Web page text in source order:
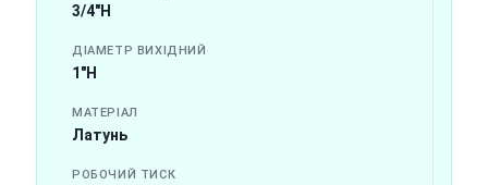
3/4"Н
ДІАМЕТР ВИХІДНИЙ
1"Н
МАТЕРІАЛ
Латунь
РОБОЧИЙ ТИСК